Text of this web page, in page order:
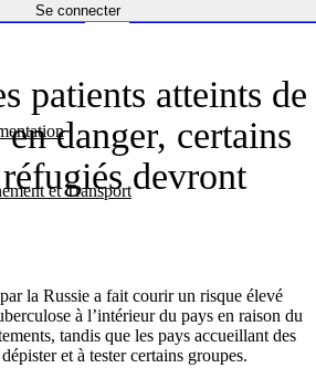
Se connecter
et Transport
Économie
patients atteints de
danger, certains
devront
la Russie a fait courir un risque élevé
à l’intérieur du pays en raison du
tandis que les pays accueillant des
et à tester certains groupes.